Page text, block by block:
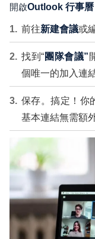
開啟Outlook 行事曆
前往新建會議或
找到“團隊會議”
個唯一的加入連結
保存。搞定！你
基本連結無需額